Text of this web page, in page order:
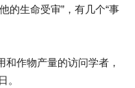
的生命受审”，有几个“事
作物产量的访问学者，
。